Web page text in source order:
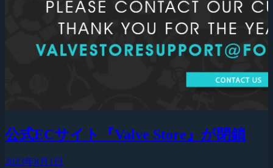
公式ECサイト『Valve Store』が閉鎖
2023年8月1日